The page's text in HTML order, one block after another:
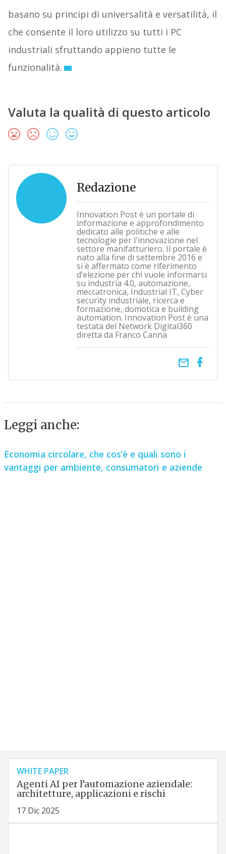
basano su principi di universalità e versatilità, il
che consente il loro utilizzo su tutti i PC
industriali sfruttando appieno tutte le
funzionalità.
Valuta la qualità di questo articolo
Redazione
Innovation Post è un portale di
informazione e approfondimento
dedicato alle politiche e alle
tecnologie per l'innovazione nel
settore manifatturiero. Il portale è
nato alla fine di settembre 2016 e
si è affermato come riferimento
d’elezione per chi vuole informarsi
su industria 4.0, automazione,
meccatronica, Industrial IT, Cyber
security industriale, ricerca e
formazione, domotica e building
automation. Innovation Post è una
testata del Network Digital360
diretta da Franco Canna
email
Leggi anche:
Economia circolare, che cos’è e quali sono i
vantaggi per ambiente, consumatori e aziende
WHITE PAPER
Agenti AI per l’automazione aziendale:
architetture, applicazioni e rischi
17 Dic 2025